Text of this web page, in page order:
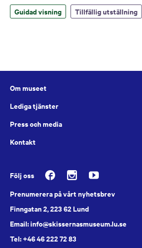
Guidad visning Tillfällig utställning
Om museet
Lediga tjänster
Press och media
Kontakt
Följ oss
Prenumerera på vårt nyhetsbrev
Finngatan 2, 223 62 Lund
Email: info@skissernasmuseum.lu.se
Tel: +46 46 222 72 83